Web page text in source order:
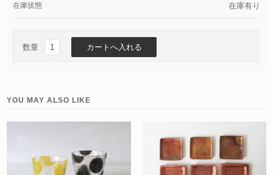
在庫状態 在庫有り
数量
YOU MAY ALSO LIKE